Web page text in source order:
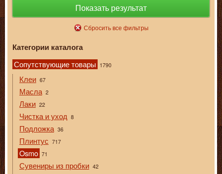
Показать результат
Сбросить все фильтры
Категории каталога
Сопутствующие товары 1790
Клеи 67
Масла 2
Лаки 22
Чистка и уход 8
Подложка 36
Плинтус 717
Osmo 71
Сувениры из пробки 42